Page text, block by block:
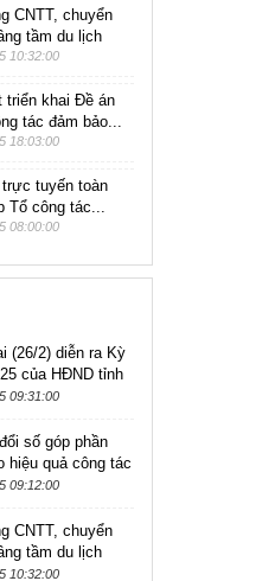
CNTT, chuyển
tầm du lịch
10:32:00
triển khai Đề án
tác đảm bảo...
18:03:00
trực tuyến toàn
Tổ công tác...
08:00:00
(26/2) diễn ra Kỳ
của HĐND tỉnh
09:31:00
số góp phần
hiệu quả công tác
ninh trật tự
09:12:00
CNTT, chuyển
tầm du lịch
10:32:00